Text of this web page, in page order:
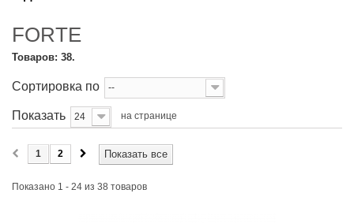
FORTE
Товаров: 38.
Сортировка по --
Показать 24 на странице
Показать все
1 2
Показано 1 - 24 из 38 товаров